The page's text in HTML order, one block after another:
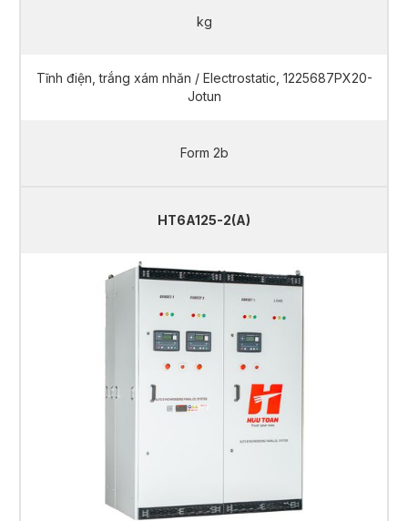
kg
Tĩnh điện, trắng xám nhăn / Electrostatic, 1225687PX20-
Jotun
Form 2b
HT6A125-2(A)